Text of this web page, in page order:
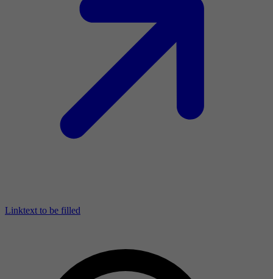
Linktext to be filled